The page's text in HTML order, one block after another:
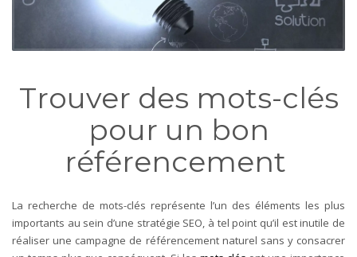
Trouver des mots-clés
pour un bon
référencement
La recherche de mots-clés représente l’un des éléments les plus
importants au sein d’une stratégie SEO, à tel point qu’il est inutile de
réaliser une campagne de référencement naturel sans y consacrer